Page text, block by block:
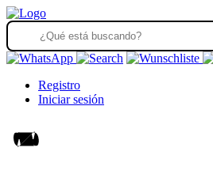
Registro
Iniciar sesión